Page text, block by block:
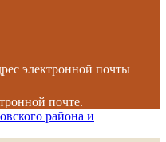
электронной почты
почте.
района и